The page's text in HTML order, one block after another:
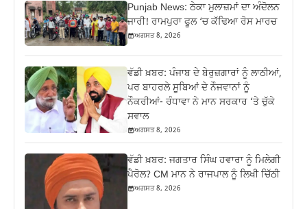
Punjab News: ਠੇਕਾ ਮੁਲਾਜ਼ਮਾਂ ਦਾ ਅੰਦੋਲਨ
ਜਾਰੀ! ਰਾਮਪੁਰਾ ਫੂਲ ‘ਚ ਕੱਢਿਆ ਰੋਸ ਮਾਰਚ
ਅਗਸਤ 8, 2026
ਵੱਡੀ ਖ਼ਬਰ: ਪੰਜਾਬ ਦੇ ਬੇਰੁਜ਼ਗਾਰਾਂ ਨੂੰ ਲਾਠੀਆਂ,
ਪਰ ਬਾਹਰਲੇ ਸੂਬਿਆਂ ਦੇ ਨੌਜਵਾਨਾਂ ਨੂੰ
ਨੌਕਰੀਆਂ- ਰੰਧਾਵਾ ਨੇ ਮਾਨ ਸਰਕਾਰ ‘ਤੇ ਚੁੱਕੇ
ਸਵਾਲ
ਅਗਸਤ 8, 2026
ਵੱਡੀ ਖ਼ਬਰ: ਜਗਤਾਰ ਸਿੰਘ ਹਵਾਰਾ ਨੂੰ ਮਿਲੇਗੀ
ਪੈਰੋਲ? CM ਮਾਨ ਨੇ ਰਾਜਪਾਲ ਨੂੰ ਲਿਖੀ ਚਿੱਠੀ
ਅਗਸਤ 8, 2026